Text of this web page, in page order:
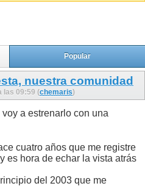
Popular
nuestra comunidad
las 09:59 (chemaris)
a estrenarlo con una
cuatro años que me registre
es hora de echar la vista atrás
del 2003 que me